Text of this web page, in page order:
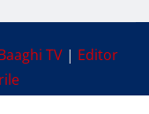
TV | Editor